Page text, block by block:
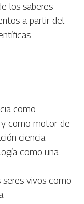
los saberes
a partir del
como
como motor de
ciencia-
como una
vivos como